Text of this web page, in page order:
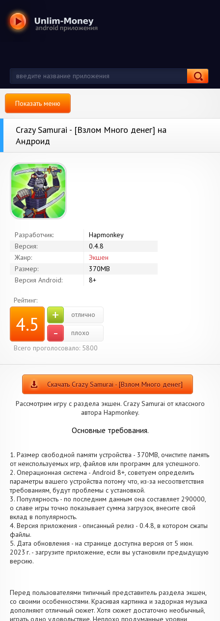
Показать меню
Crazy Samurai - [Взлом Много денег] на
Андроид
Разработчик:
Hapmonkey
Версия:
0.4.8
Жанр:
Экшен
Размер:
370MB
Версия Android:
8+
Рейтинг:
4.5 + отлично
-
плохо
Всего проголосовало: 5800
Скачать Crazy Samurai - [Взлом Много денег]
Рассмотрим игру с раздела экшен. Crazy Samurai от классного
автора Hapmonkey.
Основные требования.
1. Размер свободной памяти устройства - 370MB, очистите память
от неиспользуемых игр, файлов или программ для успешного.
2. Операционная система - Android 8+, советуем определить
параметры вашего устройства потому что, из-за несоответствия
требованиям, будут проблемы с установкой.
3. Популярность - по последним данным она составляет 290000,
о cлаве игры точно показывает сумма загрузок, внесите свой
вклад в популярность.
4. Версия приложения - описанный релиз - 0.4.8, в котором сжаты
файлы.
5. Дата обновления - на странице доступна версия от 5 июн.
2023 г. - загрузите приложение, если вы установили предыдущую
версию.
Перед пользователями типичный представитель раздела экшен,
со своими особенностями. Красивая картинка и задорная музыка
дополняют отличный сюжет. Хотя сюжет достаточно необычный,
играть одно удовольствие. Неплохо продуманные уровни,